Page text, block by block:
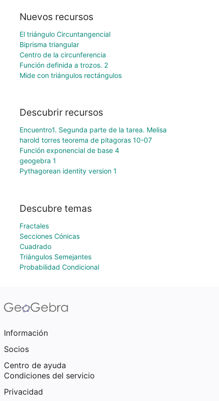
Nuevos recursos
El triángulo Circuntangencial
Biprisma triangular
Centro de la circunferencia
Función definida a trozos. 2
Mide con triángulos rectángulos
Descubrir recursos
Encuentro1. Segunda parte de la tarea. Melisa
harold torres teorema de pitagoras 10-07
Función exponencial de base 4
geogebra 1
Pythagorean identity version 1
Descubre temas
Fractales
Secciones Cónicas
Cuadrado
Triángulos Semejantes
Probabilidad Condicional
Información
Socios
Centro de ayuda
Condiciones del servicio
Privacidad